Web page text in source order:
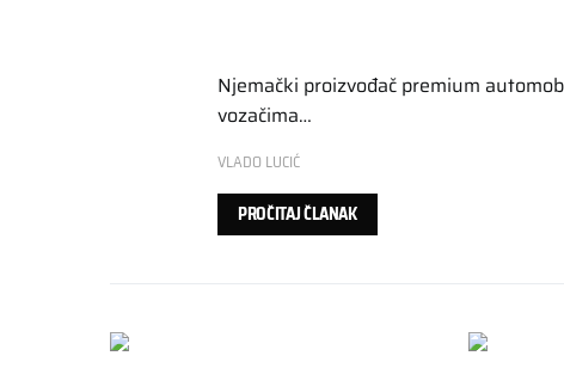
Njemački proizvođač premium
vozačima…
VLADO LUCIĆ
PROČITAJ ČLANAK